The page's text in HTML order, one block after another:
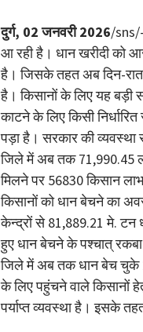
दुर्ग, 02 जनवरी 2026/
आ रही है। धान खरीदी को
है। जिसके तहत अब दिन-रात
है। किसानों के लिए यह
काटने के लिए किसी
पड़ा है। सरकार की व्यवस्था
जिले में अब तक 71,990.45
मिलने पर 56830 किसान
किसानों को धान बेचने का
केन्द्रों से 81,889.21 मे. टन
हुए धान बेचने के पश्चात्
जिले में अब तक धान बेच चुके
के लिए पहुंचने वाले किसानों
पर्याप्त व्यवस्था है। इसके